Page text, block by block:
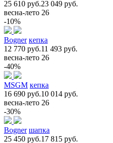
25 610 руб.23 049 руб.
весна-лето 26
-10%
Bogner кепка
12 770 руб.11 493 руб.
весна-лето 26
-40%
MSGM кепка
16 690 руб.10 014 руб.
весна-лето 26
-30%
Bogner шапка
25 450 руб.17 815 руб.